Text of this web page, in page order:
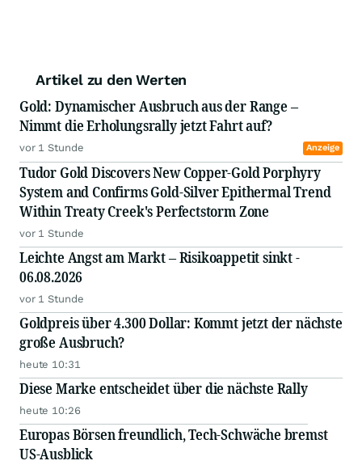
Artikel zu den Werten
Gold: Dynamischer Ausbruch aus der Range –
Nimmt die Erholungsrally jetzt Fahrt auf?
vor 1 Stunde Anzeige
Tudor Gold Discovers New Copper-Gold Porphyry
System and Confirms Gold-Silver Epithermal Trend
Within Treaty Creek's Perfectstorm Zone
vor 1 Stunde
Leichte Angst am Markt – Risikoappetit sinkt -
06.08.2026
vor 1 Stunde
Goldpreis über 4.300 Dollar: Kommt jetzt der nächste
große Ausbruch?
heute 10:31
Diese Marke entscheidet über die nächste Rally
heute 10:26
Europas Börsen freundlich, Tech-Schwäche bremst
US-Ausblick